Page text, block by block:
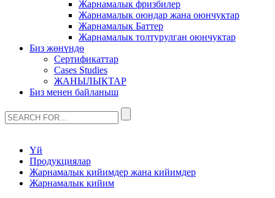
Жарнамалык фризбилер
Жарнамалык оюндар жана оюнчуктар
Жарнамалык Баттер
Жарнамалык толтурулган оюнчуктар
Биз жөнүндө
Сертификаттар
Cases Studies
ЖАНЫЛЫКТАР
Биз менен байланыш
Үй
Продукциялар
Жарнамалык кийимдер жана кийимдер
Жарнамалык кийим